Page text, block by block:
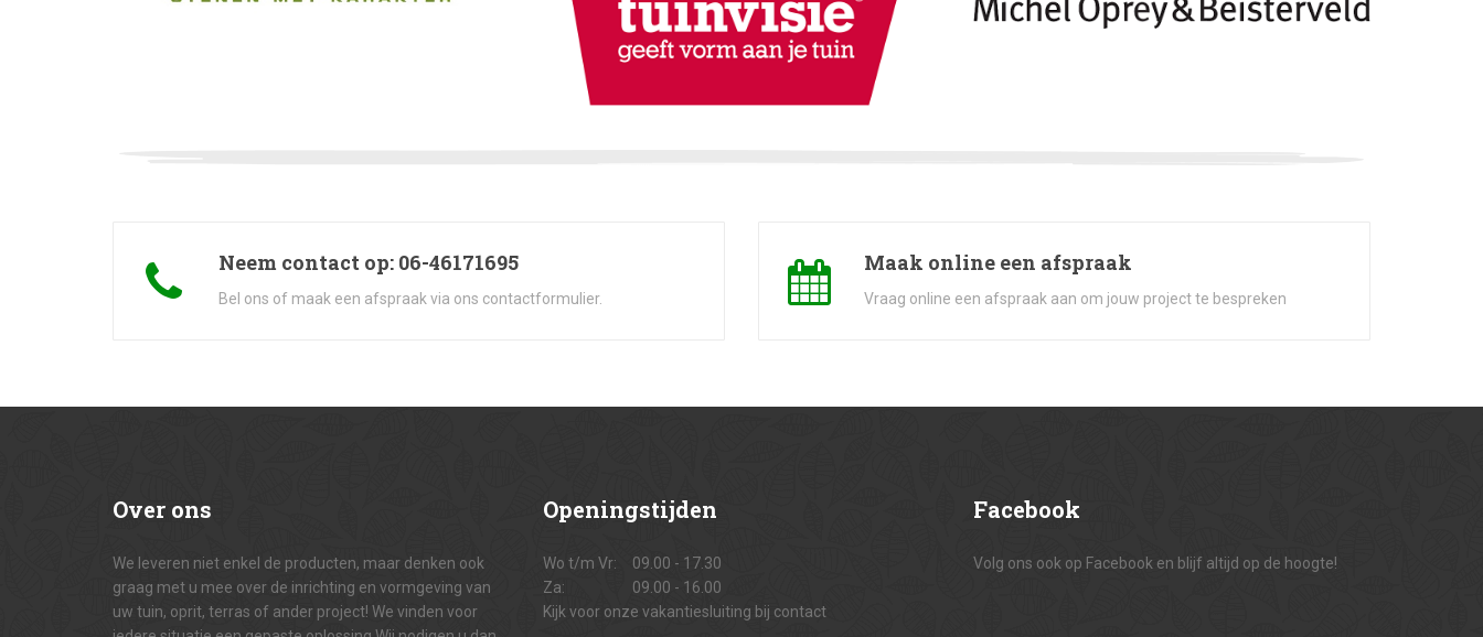
Neem contact op: 06-46171695
Bel ons of maak een afspraak via ons contactformulier.
Maak online een afspraak
Vraag online een afspraak aan om jouw project te bespreken
Over ons
We leveren niet enkel de producten, maar denken ook
graag met u mee over de inrichting en vormgeving van
uw tuin, oprit, terras of ander project! We vinden voor
Openingstijden
Wo t/m Vr:
09.00 - 17.30
Za:
09.00 - 16.00
Kijk voor onze vakantiesluiting bij contact
Facebook
Volg ons ook op Facebook en blijf altijd op de hoogte!